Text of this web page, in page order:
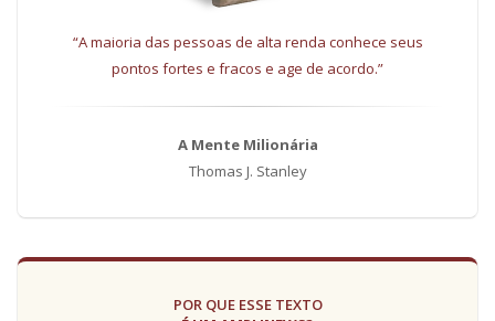
“A maioria das pessoas de alta renda conhece seus
pontos fortes e fracos e age de acordo.”
A Mente Milionária
Thomas J. Stanley
POR QUE ESSE TEXTO